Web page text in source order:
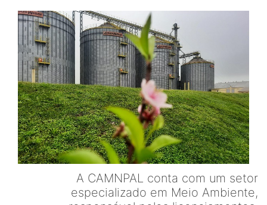
A CAMNPAL conta com um setor
especializado em Meio Ambiente,